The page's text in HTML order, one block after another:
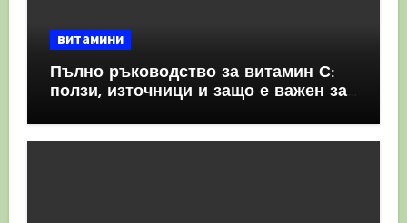
витамини
Пълно ръководство за витамин С:
ползи, източници и защо е важен за